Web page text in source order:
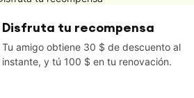
Disfruta tu recompensa
Tu amigo obtiene 30 $ de descuento al
instante, y tú 100 $ en tu renovación.